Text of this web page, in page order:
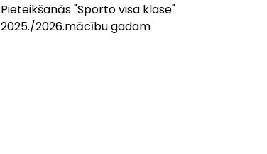
Pieteikšanās "Sporto visa klase"
2025./2026.mācību gadam